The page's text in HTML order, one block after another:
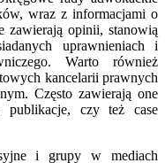
wraz z informacjami o
zawierają opinii, stanowią
uprawnieniach i
Warto również
kancelarii prawnych
Często zawierają one
publikacje, czy też case
i grupy w mediach